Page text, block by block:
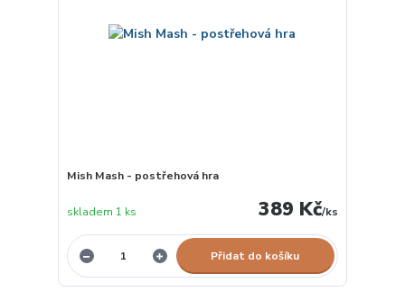
Mish Mash - postřehová hra
389 Kč/ks
skladem 1 ks
Přidat do košíku